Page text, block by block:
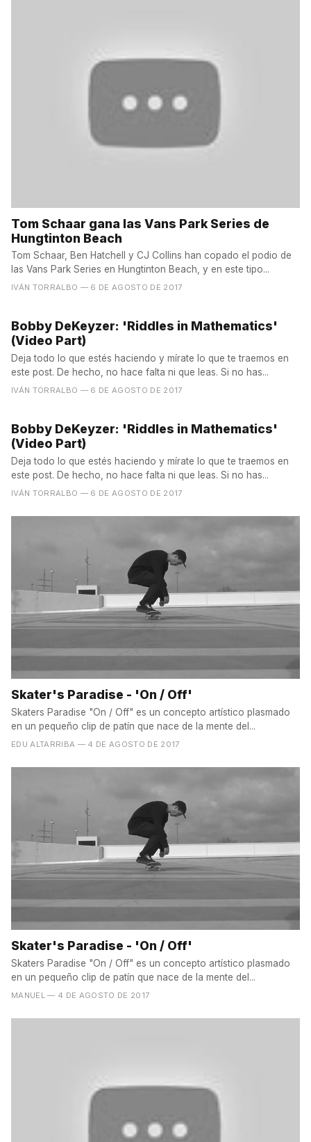
Tom Schaar gana las Vans Park Series de
Hungtinton Beach
Tom Schaar, Ben Hatchell y CJ Collins han copado el podio de
las Vans Park Series en Hungtinton Beach, y en este tipo...
IVÁN TORRALBO — 6 DE AGOSTO DE 2017
Bobby DeKeyzer: 'Riddles in Mathematics'
(Video Part)
Deja todo lo que estés haciendo y mírate lo que te traemos en
este post. De hecho, no hace falta ni que leas. Si no has...
IVÁN TORRALBO — 6 DE AGOSTO DE 2017
Bobby DeKeyzer: 'Riddles in Mathematics'
(Video Part)
Deja todo lo que estés haciendo y mírate lo que te traemos en
este post. De hecho, no hace falta ni que leas. Si no has...
IVÁN TORRALBO — 6 DE AGOSTO DE 2017
Skater's Paradise - 'On / Off'
Skaters Paradise "On / Off" es un concepto artístico plasmado
en un pequeño clip de patín que nace de la mente del...
EDU ALTARRIBA — 4 DE AGOSTO DE 2017
Skater's Paradise - 'On / Off'
Skaters Paradise "On / Off" es un concepto artístico plasmado
en un pequeño clip de patín que nace de la mente del...
MANUEL — 4 DE AGOSTO DE 2017